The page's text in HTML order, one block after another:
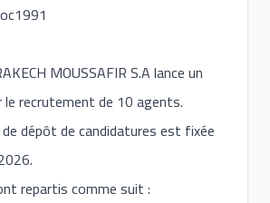
MOUSSAFIR S.A lance un
le recrutement de 10 agents.
dépôt de candidatures est fixée
repartis comme suit :